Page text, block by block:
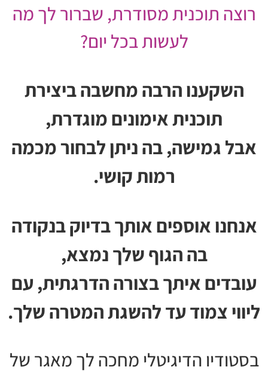
רוצה תוכנית מסודרת, שברור לך מה
לעשות בכל יום?
השקענו הרבה מחשבה ביצירת
תוכנית אימונים מוגדרת,
אבל גמישה, בה ניתן לבחור מכמה
רמות קושי.
אנחנו אוספים אותך בדיוק בנקודה
בה הגוף שלך נמצא,
עובדים איתך בצורה הדרגתית, עם
ליווי צמוד עד להשגת המטרה שלך.
בסטודיו הדיגיטלי מחכה לך מאגר של